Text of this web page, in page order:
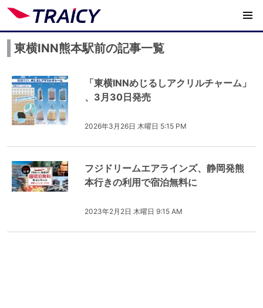
東横INN熊本駅前の記事一覧
「東横INNめじるしアクリルチャーム」
、3月30日発売
2026年3月26日 木曜日 5:15 PM
フジドリームエアラインズ、静岡発熊
本行きの利用で宿泊無料に
2023年2月2日 木曜日 9:15 AM